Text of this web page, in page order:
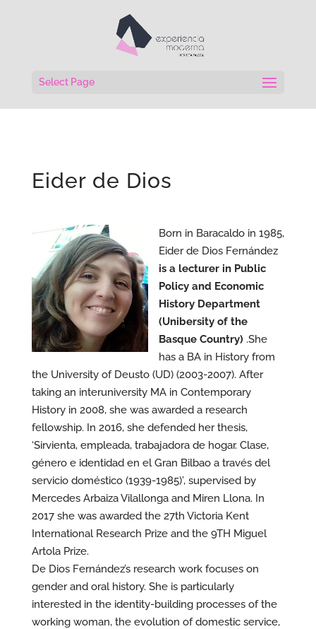
Select Page
Eider de Dios
Born in Baracaldo in 1985,
Eider de Dios Fernández
is a lecturer in Public
Policy and Economic
History Department
(Unibersity of the
Basque Country) .She
has a BA in History from
the University of Deusto (UD) (2003-2007). After
taking an interuniversity MA in Contemporary
History in 2008, she was awarded a research
fellowship. In 2016, she defended her thesis,
‘Sirvienta, empleada, trabajadora de hogar. Clase,
género e identidad en el Gran Bilbao a través del
servicio doméstico (1939-1985)’, supervised by
Mercedes Arbaiza Vilallonga and Miren Llona. In
2017 she was awarded the 27th Victoria Kent
International Research Prize and the 9TH Miguel
Artola Prize.
De Dios Fernández’s research work focuses on
gender and oral history. She is particularly
interested in the identity-building processes of the
working woman, the evolution of domestic service,